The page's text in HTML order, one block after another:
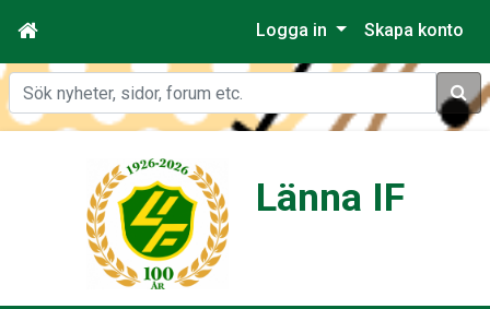
Logga in Skapa konto
Sök
Länna IF